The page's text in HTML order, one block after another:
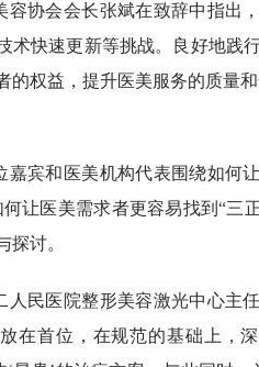
容协会会长张斌在致辞中指出
术快速更新等挑战。良好地践
的权益，提升医美服务的质量
嘉宾和医美机构代表围绕如何
让医美需求者更容易找到“三
探讨。
人民医院整形美容激光中心主
在首位，在规范的基础上，